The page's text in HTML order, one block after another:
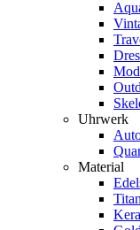
Uhrwerk
Material
Titan